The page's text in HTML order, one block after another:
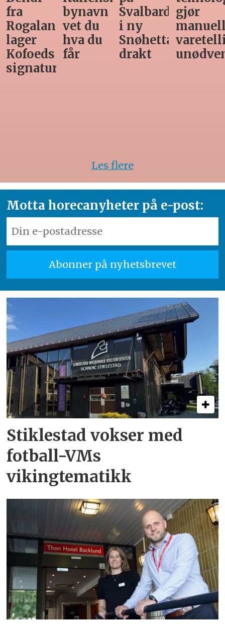
bynavn
vet du
hva du
får
Svalbard
i ny
Snøhetta-
drakt
gjør
manuell
varetelling
unødvendig
før
Les flere
Motta horecanyheter på e-post:
Stiklestad vokser med
fotball-VMs
vikingtematikk